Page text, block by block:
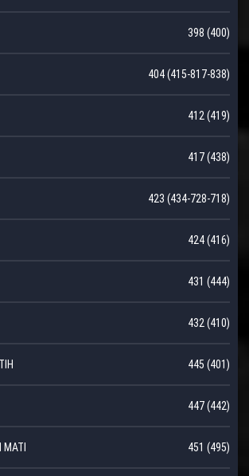
398 (400)
404 (415-817-838)
412 (419)
417 (438)
423 (434-728-718)
424 (416)
431 (444)
432 (410)
445 (401)
447 (442)
MATI 451 (495)